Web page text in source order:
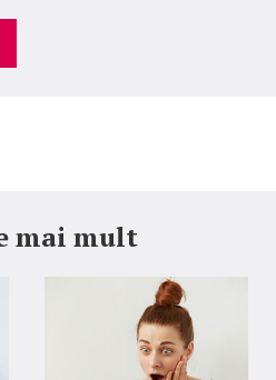
mai mult